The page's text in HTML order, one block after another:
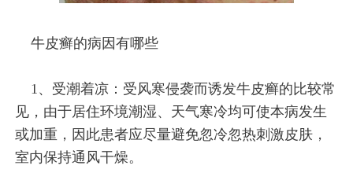
牛皮癣的病因有哪些
1、受潮着凉：受风寒侵袭而诱发牛皮癣的比较常
见，由于居住环境潮湿、天气寒冷均可使本病发生
或加重，因此患者应尽量避免忽冷忽热刺激皮肤，
室内保持通风干燥。